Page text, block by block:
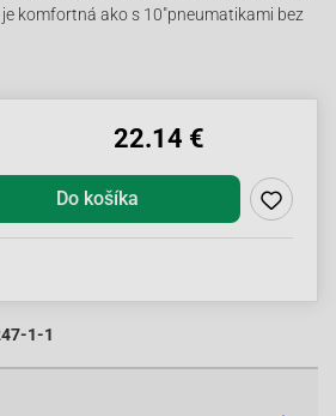
komfortná ako s 10"pneumatikami bez
22.14 €
Do košíka
1-1